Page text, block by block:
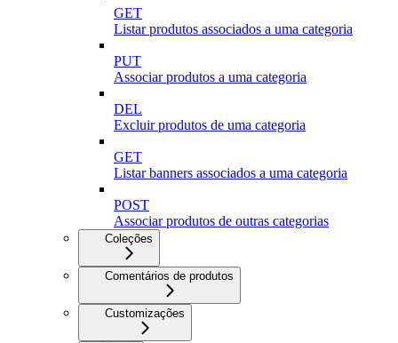
GET
Listar produtos associados a uma categoria
PUT
Associar produtos a uma categoria
DEL
Excluir produtos de uma categoria
GET
Listar banners associados a uma categoria
POST
Associar produtos de outras categorias
Coleções
Comentários de produtos
Customizações